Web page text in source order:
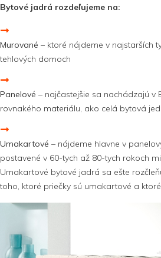
Bytové jadrá rozdeľujeme na:
Murované – ktoré nájdeme v najstarších
tehlových domoch
Panelové – najčastejšie sa nachádzajú v
rovnakého materiálu, ako celá bytová
Umakartové – nájdeme hlavne v
postavené v 60-tych až 80-tych rokoch
Umakartové bytové jadrá sa ešte
toho, ktoré priečky sú umakartové a